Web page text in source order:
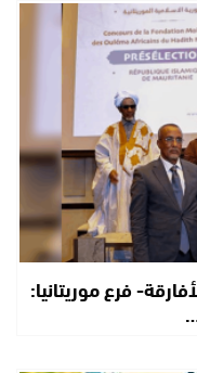
فرع موريتانيا: